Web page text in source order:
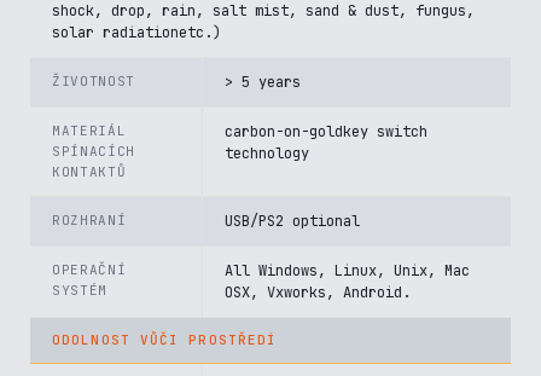
shock, drop, rain, salt mist, sand & dust, fungus,
solar radiationetc.)
ŽIVOTNOST > 5 years
MATERIÁL
SPÍNACÍCH
KONTAKTŮ
carbon-on-goldkey switch
technology
ROZHRANÍ USB/PS2 optional
OPERAČNÍ
SYSTÉM
All Windows, Linux, Unix, Mac
OSX, Vxworks, Android.
ODOLNOST VŮČI PROSTŘEDÍ